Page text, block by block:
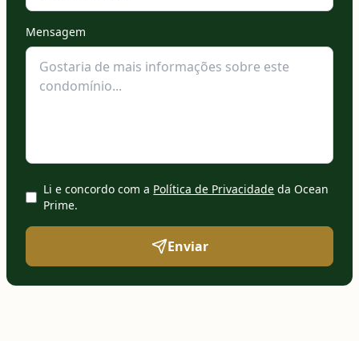
Mensagem
Li e concordo com a Política de Privacidade da Ocean
Prime.
Enviar